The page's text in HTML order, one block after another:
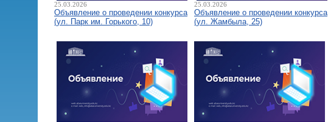
25.03.2026
Объявление о проведении конкурса
(ул. Парк им. Горького, 10)
25.03.2026
Объявление о проведении конкурса
(ул. Жамбыла, 25)